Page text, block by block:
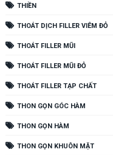
THIỀN
THOÁT DỊCH FILLER VIÊM ĐỎ
THOÁT FILLER MŨI
THOÁT FILLER MŨI ĐỎ
THOÁT FILLER TẠP CHẤT
THON GỌN GÓC HÀM
THON GỌN HÀM
THON GỌN KHUÔN MẶT